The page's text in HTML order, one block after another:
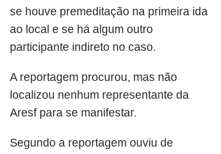
se houve premeditação na primeira ida
ao local e se há algum outro
participante indireto no caso.
A reportagem procurou, mas não
localizou nenhum representante da
Aresf para se manifestar.
Segundo a reportagem ouviu de